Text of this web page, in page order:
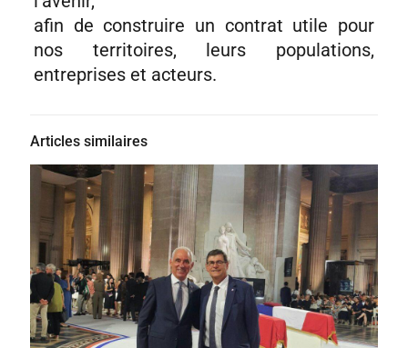
afin de construire un contrat utile pour
nos territoires, leurs populations,
entreprises et acteurs.
Articles similaires